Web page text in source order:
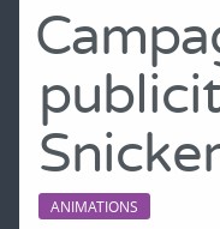
ANIMATIONS